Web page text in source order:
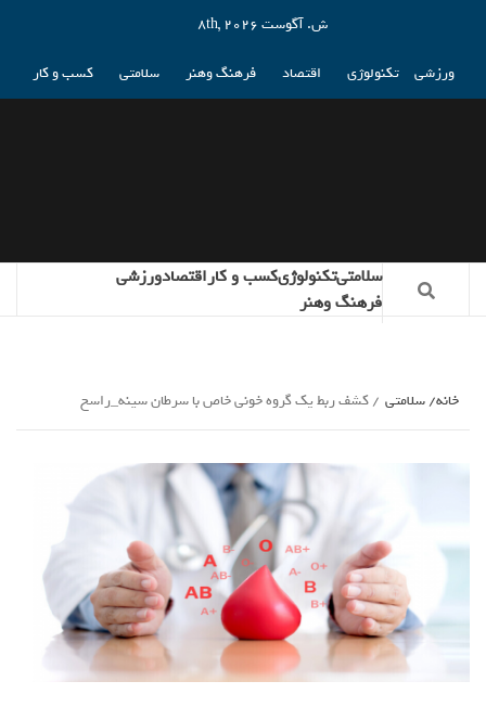
ش. آگوست 8th, 2026
ورزشی تکنولوژی اقتصاد فرهنگ وهنر سلامتی کسب و کار
سلامتیتکنولوژیکسب و کاراقتصادورزشی
فرهنگ وهنر
خانه سلامتی کشف ربط یک گروه خونی خاص با سرطان سینه_راسخ